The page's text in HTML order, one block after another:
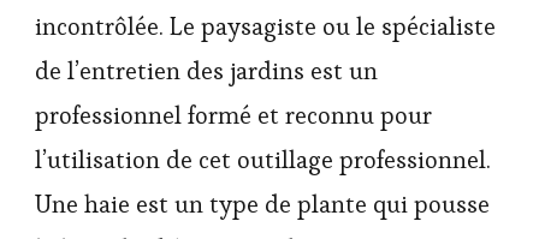
incontrôlée. Le paysagiste ou le spécialiste
de l’entretien des jardins est un
professionnel formé et reconnu pour
l’utilisation de cet outillage professionnel.
Une haie est un type de plante qui pousse